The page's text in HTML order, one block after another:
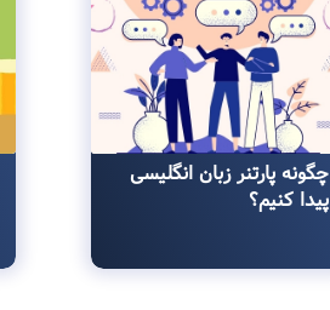
چگونه پارتنر زبان انگلیسی
پیدا کنیم؟